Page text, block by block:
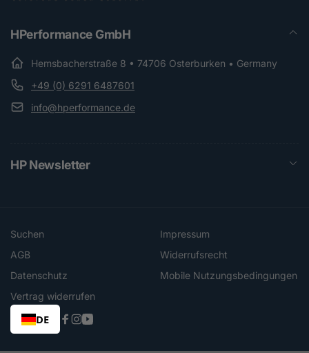
HPerformance GmbH
Hemsbacherstraße 8 • 74706 Osterburken • Germany
+49 (0) 6291 6487601
info@hperformance.de
HP Newsletter
Suchen
Impressum
AGB
Widerrufsrecht
Datenschutz
Mobile Nutzungsbedingungen
Vertrag widerrufen
DE
Facebook
Instagram
YouTube